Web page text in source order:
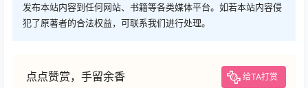
发布本站内容到任何网站、书籍等各类媒体平台。如若本站内容侵
犯了原著者的合法权益，可联系我们进行处理。
点点赞赏，手留余香 给TA打赏